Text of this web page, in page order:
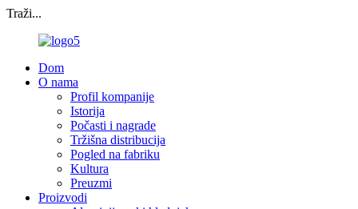
Traži...
Dom
O nama
Profil kompanije
Istorija
Počasti i nagrade
Tržišna distribucija
Pogled na fabriku
Kultura
Preuzmi
Proizvodi